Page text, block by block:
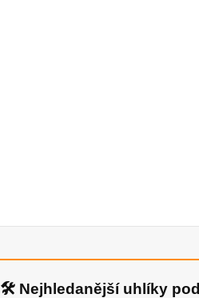
🛠 Nejhledanější uhlíky